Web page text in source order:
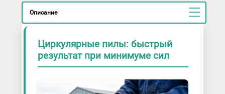
Описание
Циркулярные пилы: быстрый
результат при минимуме сил